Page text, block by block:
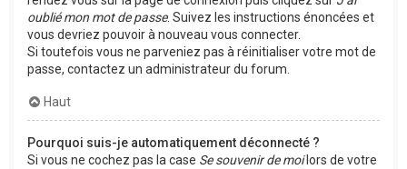
oublié mon mot de passe. Suivez les instructions énoncées et
vous devriez pouvoir à nouveau vous connecter.
Si toutefois vous ne parveniez pas à réinitialiser votre mot de
passe, contactez un administrateur du forum.
Haut
Pourquoi suis-je automatiquement déconnecté ?
Si vous ne cochez pas la case Se souvenir de moilors de votre